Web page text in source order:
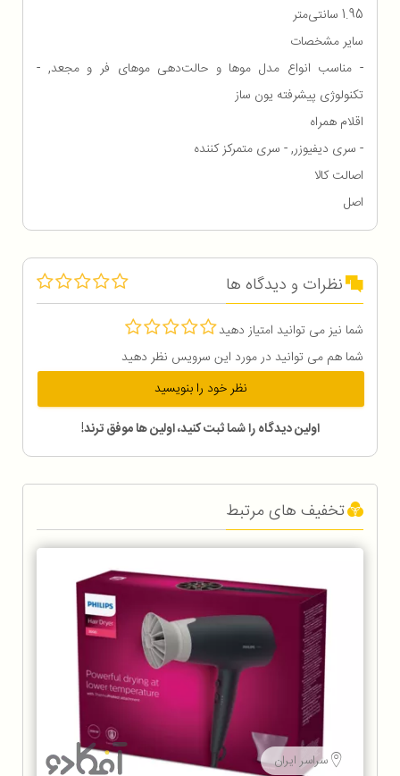
1.95 سانتی‌متر
سایر مشخصات
- مناسب انواع مدل موها و حالت‌دهی موهای فر و مجعد, -
تکنولوژی پیشرفته یون ساز
اقلام همراه
- سری دیفیوزر, - سری متمرکز کننده
اصالت کالا
اصل
نظرات و دیدگاه ها
شما نیز می توانید امتیاز دهید
شما هم می توانید در مورد این سرویس نظر دهید
نظر خود را بنویسید
اولین دیدگاه را شما ثبت کنید، اولین ها موفق ترند!
تخفیف های مرتبط
سراسر ایران